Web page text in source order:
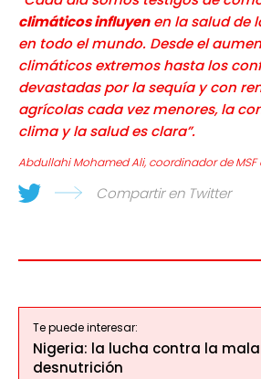
climáticos influyenen la salud de
en todo el mundo. Desde el
climáticos extremos hasta los
devastadas por la sequía y con
agrícolas cada vez menores, la
clima y la salud es clara”.
Abdullahi Mohamed Ali, coordinador de MSF
Compartir en Twitter
Te puede interesar:
Nigeria: la lucha contra la
desnutrición